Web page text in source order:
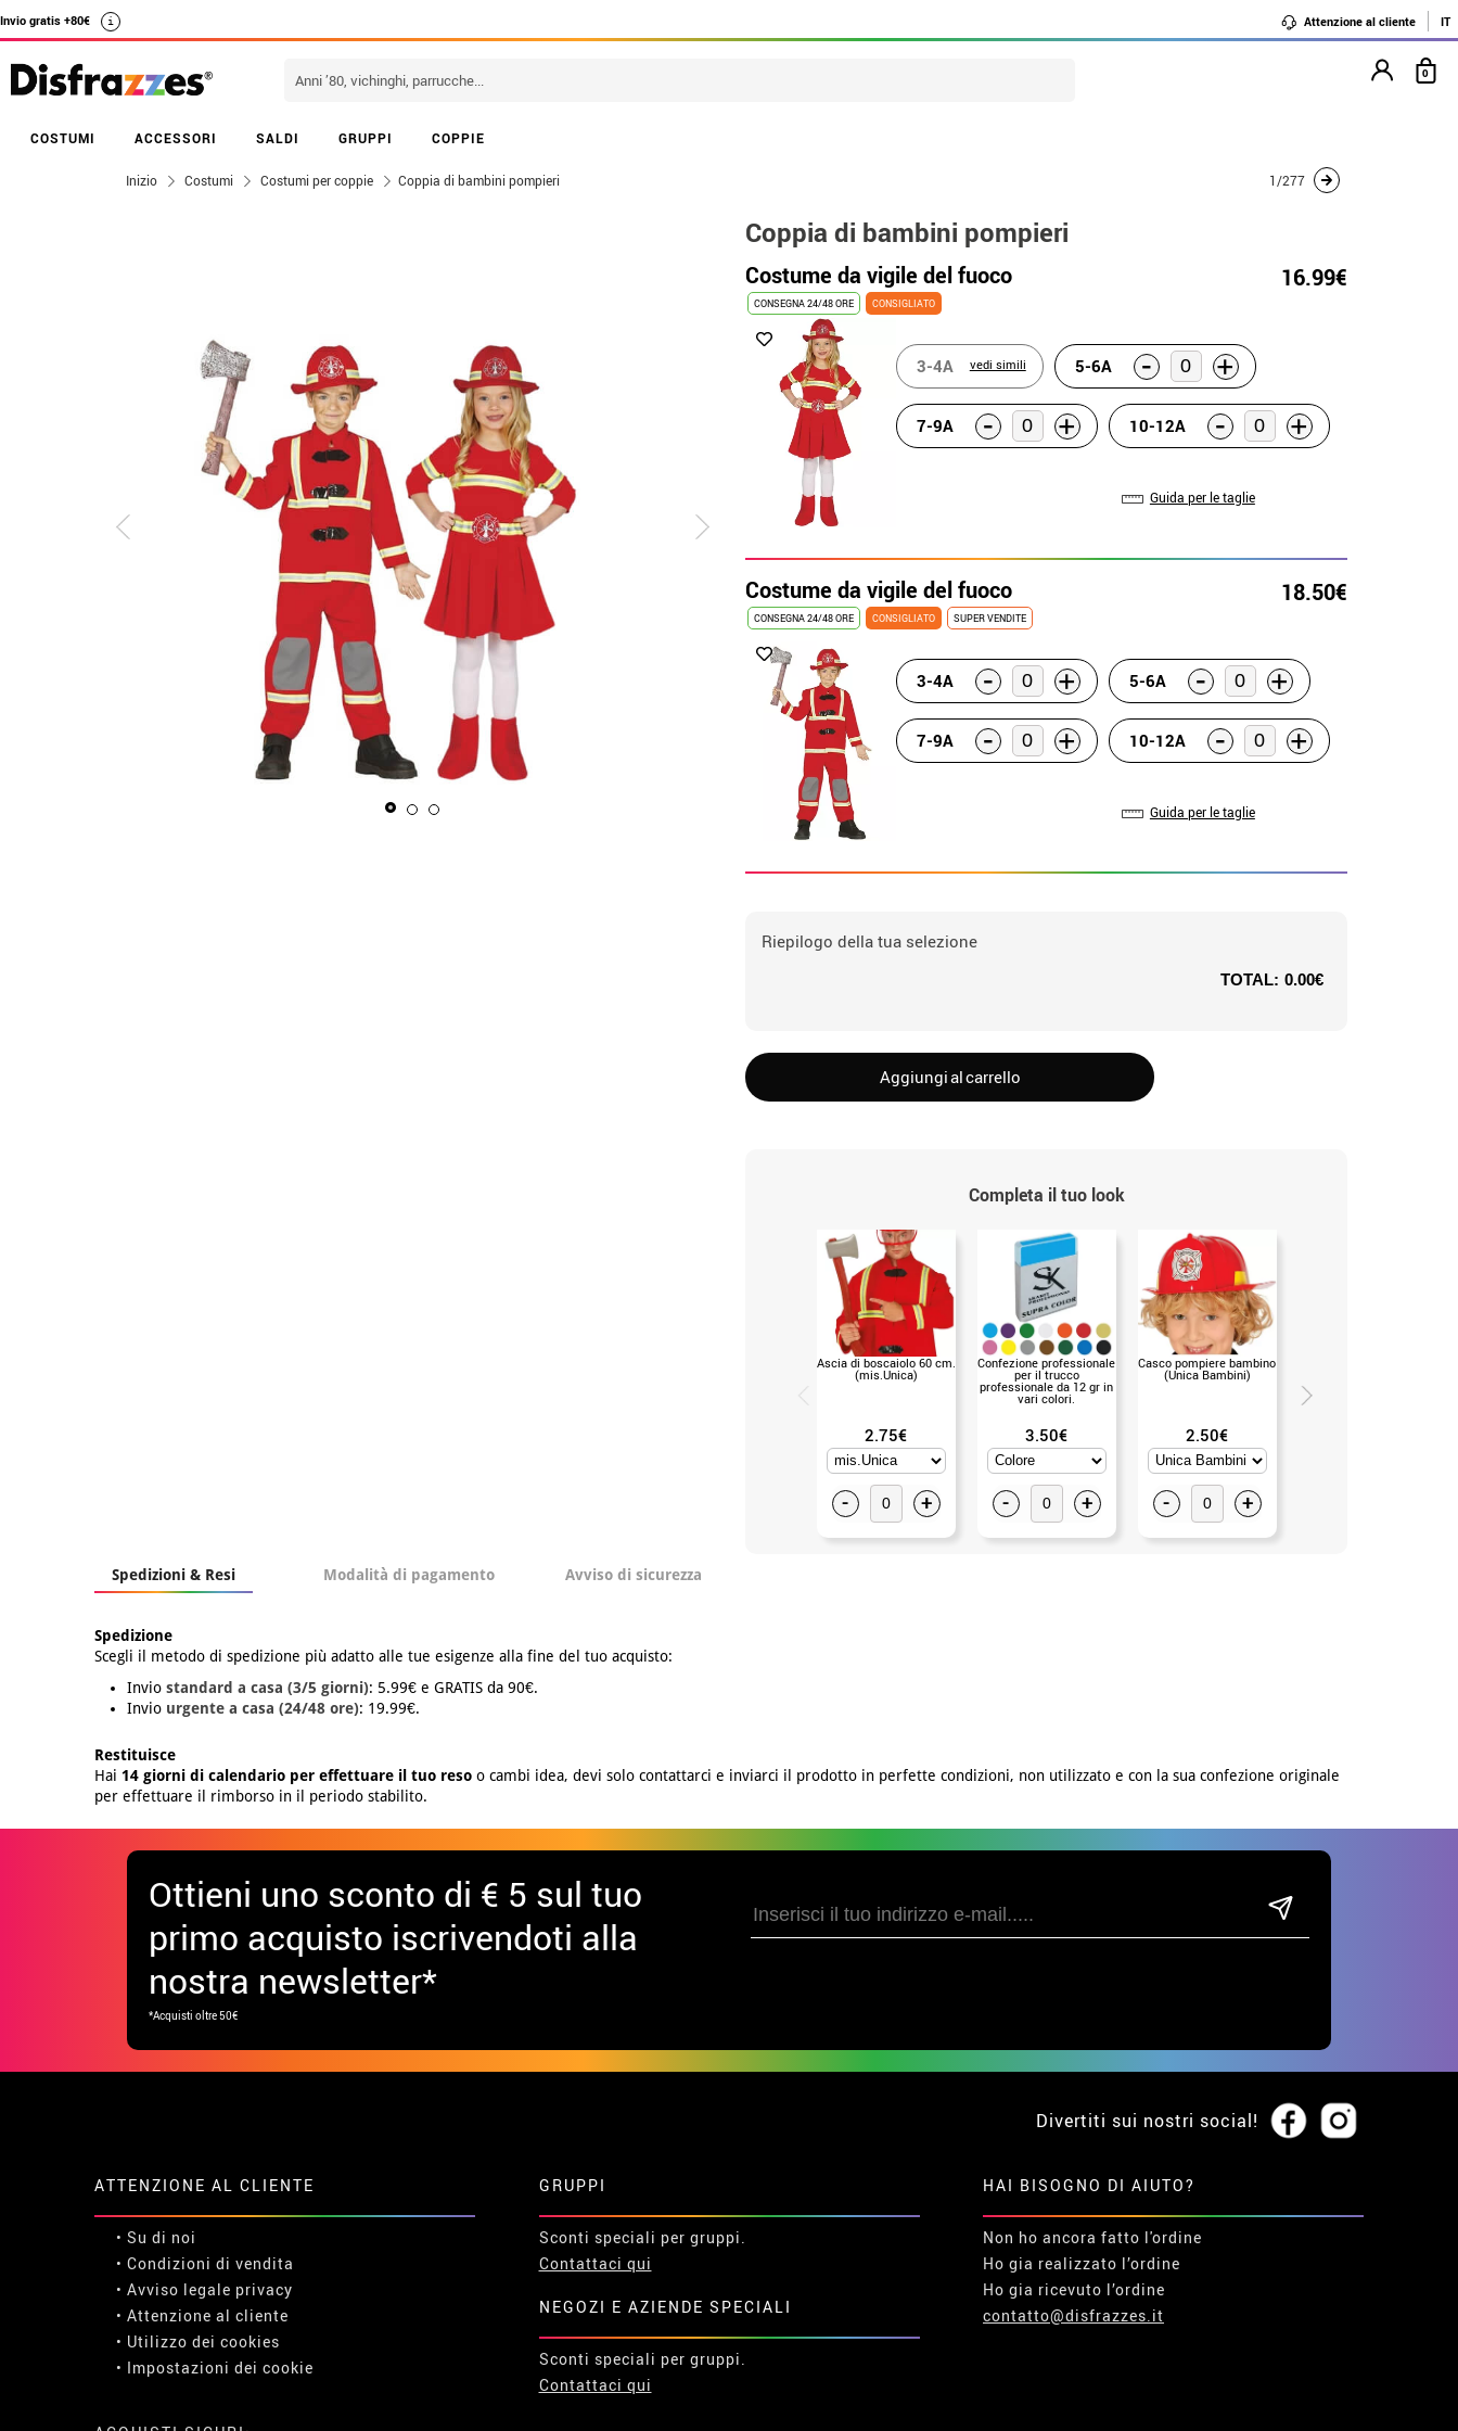
Invio gratis +80€ i Attenzione al cliente IT
COSTUMI ACCESSORI SALDI GRUPPI COPPIE
0
Inizio Costumi Costumi per coppie Coppia di bambini pompieri 1/277
Coppia di bambini pompieri
Costume da vigile del fuoco 16.99€
CONSEGNA 24/48 ORE CONSIGLIATO
3-4A vedi simili 5-6A - +
7-9A - + 10-12A - +
Guida per le taglie
Costume da vigile del fuoco 18.50€
CONSEGNA 24/48 ORE CONSIGLIATO SUPER VENDITE
3-4A - + 5-6A - +
7-9A - + 10-12A - +
Guida per le taglie
Riepilogo della tua selezione
TOTAL: 0.00€
Aggiungi al carrello
Completa il tuo look
Ascia di boscaiolo 60 cm.
(mis.Unica)
2.75€
- +
Confezione professionale
per il trucco
professionale da 12 gr in
vari colori.
3.50€
- +
Casco pompiere bambino
(Unica Bambini)
2.50€
- +
Spedizioni & Resi Modalità di pagamento Avviso di sicurezza
Spedizione
Scegli il metodo di spedizione più adatto alle tue esigenze alla fine del tuo acquisto:
Invio standard a casa (3/5 giorni): 5.99€ e GRATIS da 90€.
Invio urgente a casa (24/48 ore): 19.99€.
Restituisce
Hai 14 giorni di calendario per effettuare il tuo reso o cambi idea, devi solo contattarci e inviarci il prodotto in perfette condizioni, non utilizzato e con la sua confezione originale
per effettuare il rimborso in il periodo stabilito.
Ottieni uno sconto di € 5 sul tuo
primo acquisto iscrivendoti alla
nostra newsletter*
*Acquisti oltre 50€
Divertiti sui nostri social!
ATTENZIONE AL CLIENTE
• Su di noi
• Condizioni di vendita
• Avviso legale privacy
• Attenzione al cliente
• Utilizzo dei cookies
• Impostazioni dei cookie
GRUPPI
Sconti speciali per gruppi.
Contattaci qui
NEGOZI E AZIENDE SPECIALI
Sconti speciali per gruppi.
Contattaci qui
HAI BISOGNO DI AIUTO?
Non ho ancora fatto l'ordine
Ho gia realizzato l’ordine
Ho gia ricevuto l’ordine
contatto@disfrazzes.it